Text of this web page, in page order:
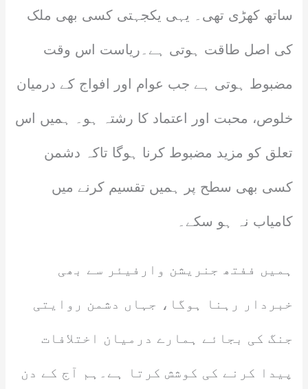
ساتھ کھڑی تھی۔ یہی یکجہتی کسی بھی ملک
کی اصل طاقت ہوتی ہے۔ریاست اس وقت
مضبوط ہوتی ہے جب عوام اور افواج کے درمیان
خلوص، محبت اور اعتماد کا رشتہ ہو۔ ہمیں اس
تعلق کو مزید مضبوط کرنا ہوگا تاکہ دشمن
کسی بھی سطح پر ہمیں تقسیم کرنے میں
کامیاب نہ ہو سکے۔
ہمیں ففتھ جنریشن وارفیئر سے بھی
خبردار رہنا ہوگا، جہاں دشمن روایتی
جنگ کی بجائے ہمارے درمیان اختلافات
پیدا کرنے کی کوشش کرتا ہے۔ہم آج کے دن